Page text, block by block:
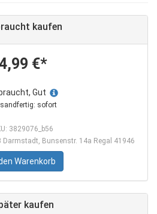
kaufen
€*
Gut
sofort
3829076_b56
Darmstadt, Bunsenstr. 14a Regal 41946
Warenkorb
kaufen